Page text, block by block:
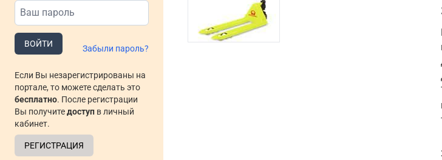
ВОЙТИ Забыли пароль?
Если Вы незарегистрированы на
портале, то можете сделать это
бесплатно. После регистрации
Вы получитедоступ в личный
кабинет.
РЕГИСТРАЦИЯ